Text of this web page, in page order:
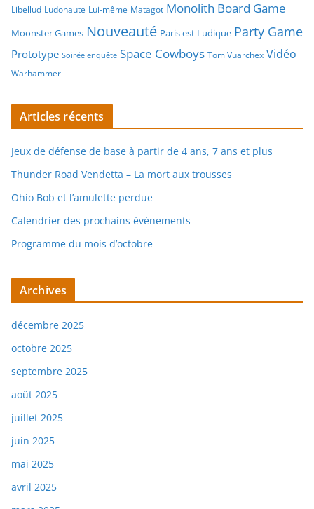
Libellud Ludonaute Lui-même Matagot Monolith Board Game
Moonster Games Nouveauté Paris est Ludique Party Game
Prototype Soirée enquête Space Cowboys Tom Vuarchex Vidéo
Warhammer
Articles récents
Jeux de défense de base à partir de 4 ans, 7 ans et plus
Thunder Road Vendetta – La mort aux trousses
Ohio Bob et l’amulette perdue
Calendrier des prochains événements
Programme du mois d’octobre
Archives
décembre 2025
octobre 2025
septembre 2025
août 2025
juillet 2025
juin 2025
mai 2025
avril 2025